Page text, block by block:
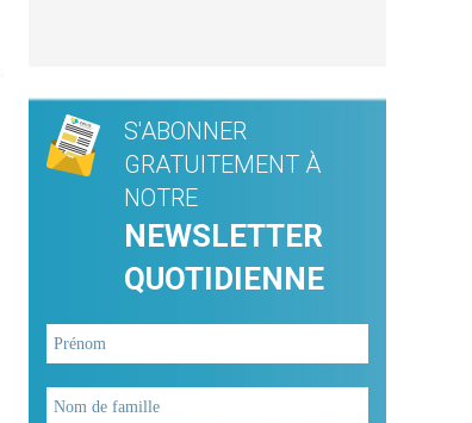
S'ABONNER
GRATUITEMENT À
NOTRE
NEWSLETTER
QUOTIDIENNE